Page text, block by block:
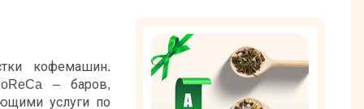
кофемашин.
– баров,
услуги по